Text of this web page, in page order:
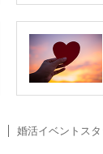
婚活イベントス